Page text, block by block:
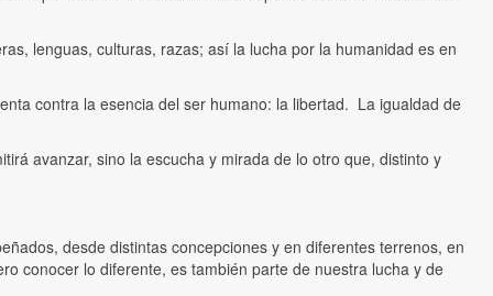
lenguas, culturas, razas; así la lucha por la humanidad es en
contra la esencia del ser humano: la libertad. La igualdad de
avanzar, sino la escucha y mirada de lo otro que, distinto y
desde distintas concepciones y en diferentes terrenos, en
conocer lo diferente, es también parte de nuestra lucha y de